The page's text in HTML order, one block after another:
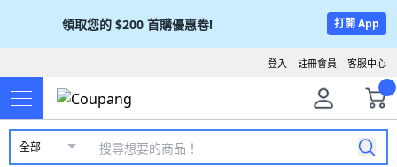
領取您的 $200 首購優惠卷! 打開 App
客服中心
註冊會員
登入
全部